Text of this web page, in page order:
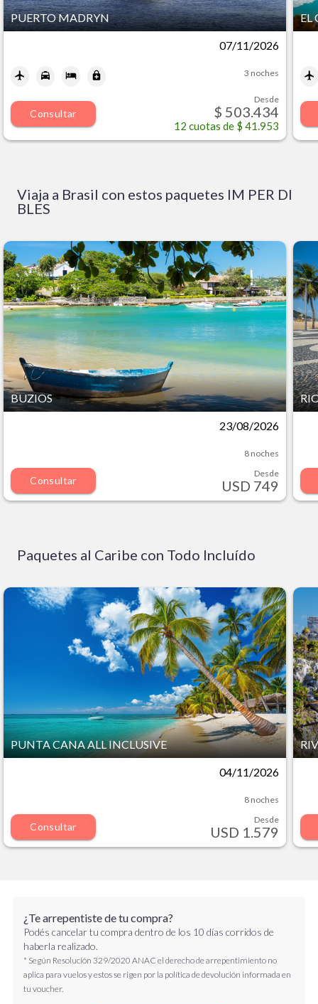
PUERTO MADRYN
07/11/2026
3 noches
Consultar
Desde
$ 503.434
12 cuotas de $ 41.953
EL
Viaja a Brasil con estos paquetes IM PER DI
BLES
BUZIOS
23/08/2026
8 noches
Consultar
Desde
USD 749
Paquetes al Caribe con Todo Incluído
PUNTA CANA ALL INCLUSIVE
04/11/2026
8 noches
Consultar
Desde
USD 1.579
¿Te arrepentiste de tu compra?
Podés cancelar tu compra dentro de los 10 días corridos de
haberla realizado.
* Según Resolución 329/2020 ANAC el derecho de arrepentimiento no
aplica para vuelos y estos se rigen por la política de devolución informada en
tu voucher.